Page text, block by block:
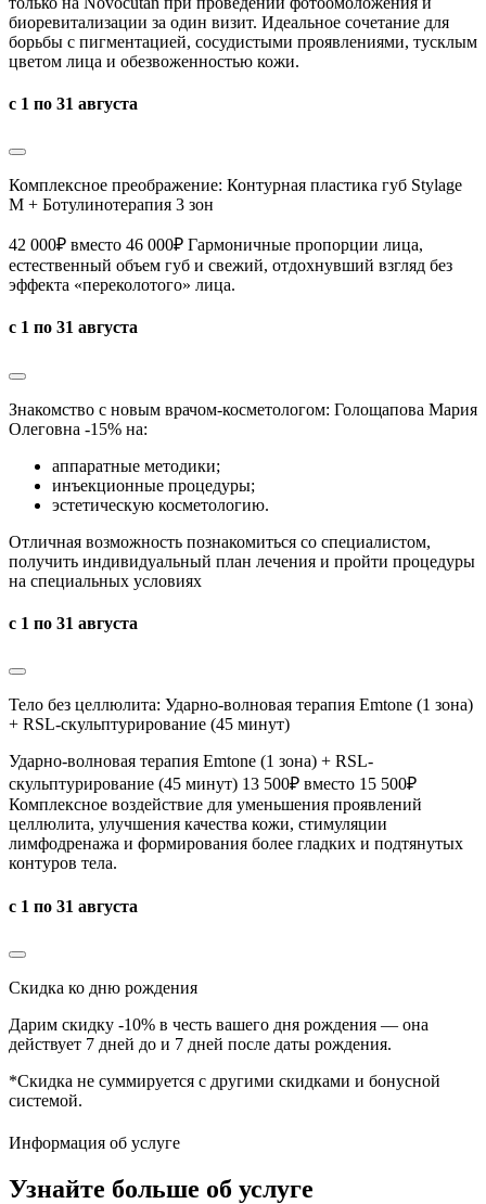
биоревитализации за один визит. Идеальное сочетание для
борьбы с пигментацией, сосудистыми проявлениями, тусклым
цветом лица и обезвоженностью кожи.
с 1 по 31 августа
Комплексное преображение: Контурная пластика губ Stylage
M + Ботулинотерапия 3 зон
42 000₽ вместо 46 000₽ Гармоничные пропорции лица,
естественный объем губ и свежий, отдохнувший взгляд без
эффекта «переколотого» лица.
с 1 по 31 августа
Знакомство с новым врачом-косметологом: Голощапова Мария
Олеговна -15% на:
аппаратные методики;
инъекционные процедуры;
эстетическую косметологию.
Отличная возможность познакомиться со специалистом,
получить индивидуальный план лечения и пройти процедуры
на специальных условиях
с 1 по 31 августа
Тело без целлюлита: Ударно-волновая терапия Emtone (1 зона)
+ RSL-скульптурирование (45 минут)
Ударно-волновая терапия Emtone (1 зона) + RSL-
скульптурирование (45 минут) 13 500₽ вместо 15 500₽
Комплексное воздействие для уменьшения проявлений
целлюлита, улучшения качества кожи, стимуляции
лимфодренажа и формирования более гладких и подтянутых
контуров тела.
с 1 по 31 августа
Скидка ко дню рождения
Дарим скидку -10% в честь вашего дня рождения — она
действует 7 дней до и 7 дней после даты рождения.
*Скидка не суммируется с другими скидками и бонусной
системой.
Информация об услуге
Узнайте больше об услуге